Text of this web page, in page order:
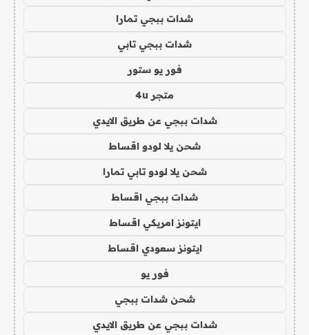
شدات ببجي تمارا
شدات ببجي تابي
فور يو ستور
متجر 4u
شدات ببجي عن طريق الايدي
شحن يلا لودو اقساط
شحن يلا لودو تابي تمارا
شدات ببجي اقساط
ايتونز امريكي اقساط
ايتونز سعودي اقساط
فور يو
شحن شدات ببجي
شدات ببجي عن طريق الايدي